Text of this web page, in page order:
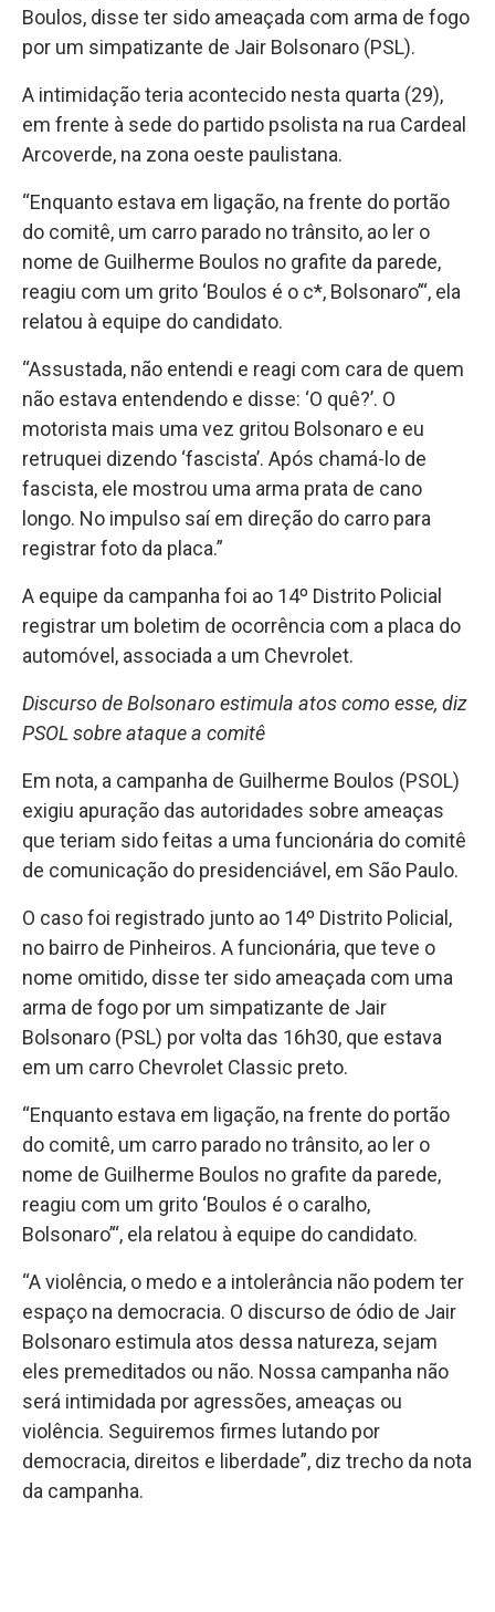
Boulos, disse ter sido ameaçada com arma de fogo
por um simpatizante de Jair Bolsonaro (PSL).
A intimidação teria acontecido nesta quarta (29),
em frente à sede do partido psolista na rua Cardeal
Arcoverde, na zona oeste paulistana.
“Enquanto estava em ligação, na frente do portão
do comitê, um carro parado no trânsito, ao ler o
nome de Guilherme Boulos no grafite da parede,
reagiu com um grito ‘Boulos é o c*, Bolsonaro’“, ela
relatou à equipe do candidato.
“Assustada, não entendi e reagi com cara de quem
não estava entendendo e disse: ‘O quê?’. O
motorista mais uma vez gritou Bolsonaro e eu
retruquei dizendo ‘fascista’. Após chamá-lo de
fascista, ele mostrou uma arma prata de cano
longo. No impulso saí em direção do carro para
registrar foto da placa.”
A equipe da campanha foi ao 14º Distrito Policial
registrar um boletim de ocorrência com a placa do
automóvel, associada a um Chevrolet.
Discurso de Bolsonaro estimula atos como esse, diz
PSOL sobre ataque a comitê
Em nota, a campanha de Guilherme Boulos (PSOL)
exigiu apuração das autoridades sobre ameaças
que teriam sido feitas a uma funcionária do comitê
de comunicação do presidenciável, em São Paulo.
O caso foi registrado junto ao 14º Distrito Policial,
no bairro de Pinheiros. A funcionária, que teve o
nome omitido, disse ter sido ameaçada com uma
arma de fogo por um simpatizante de Jair
Bolsonaro (PSL) por volta das 16h30, que estava
em um carro Chevrolet Classic preto.
“Enquanto estava em ligação, na frente do portão
do comitê, um carro parado no trânsito, ao ler o
nome de Guilherme Boulos no grafite da parede,
reagiu com um grito ‘Boulos é o caralho,
Bolsonaro’“, ela relatou à equipe do candidato.
“A violência, o medo e a intolerância não podem ter
espaço na democracia. O discurso de ódio de Jair
Bolsonaro estimula atos dessa natureza, sejam
eles premeditados ou não. Nossa campanha não
será intimidada por agressões, ameaças ou
violência. Seguiremos firmes lutando por
democracia, direitos e liberdade”, diz trecho da nota
da campanha.